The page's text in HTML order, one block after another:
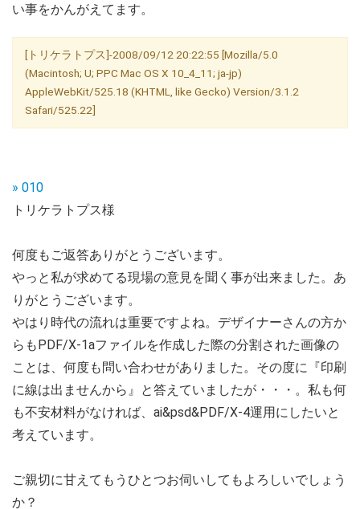
い事をかんがえてます。
[トリケラトプス]-2008/09/12 20:22:55 [Mozilla/5.0
(Macintosh; U; PPC Mac OS X 10_4_11; ja-jp)
AppleWebKit/525.18 (KHTML, like Gecko) Version/3.1.2
Safari/525.22]
» 010
トリケラトプス様
何度もご返答ありがとうございます。
やっと私が求めてる現場の意見を聞く事が出来ました。あ
りがとうございます。
やはり時代の流れは重要ですよね。デザイナーさんの方か
らもPDF/X-1aファイルを作成した際の分割された画像の
ことは、何度も問い合わせがありました。その度に『印刷
に線は出ませんから』と答えていましたが・・・。私も何
も不安材料がなければ、ai&psd&PDF/X-4運用にしたいと
考えています。
ご親切に甘えてもうひとつお伺いしてもよろしいでしょう
か？